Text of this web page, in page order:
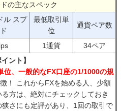
の主なスペック
ル スプ
最低取引単
位
通貨ペア数
1通貨
34ペア
ント】
位、一般的なFX口座の1/1000の規
！ これからFXを始める人、少額
方は、絶対にチェックしておき
さにも定評があり、1回の取引で